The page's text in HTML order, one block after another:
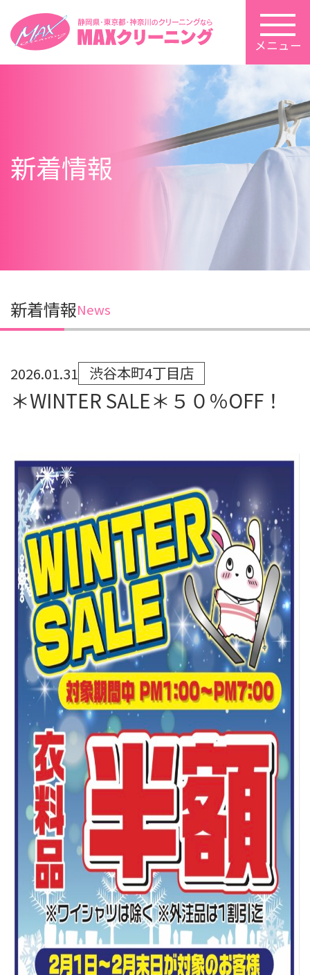
メニュー
新着情報
新着情報News
2026.01.31 渋谷本町4丁目店
＊WINTER SALE＊５０％OFF！